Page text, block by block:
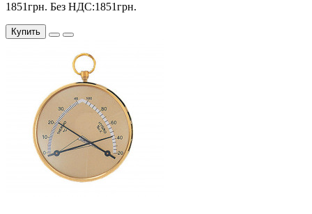
1851грн. Без НДС:1851грн.
Купить